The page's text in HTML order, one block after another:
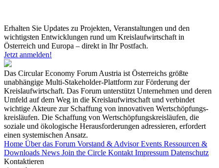
Erhalten Sie Updates zu Projekten, Veranstaltungen und den
wichtigsten Entwicklungen rund um Kreislaufwirtschaft in
Österreich und Europa – direkt in Ihr Postfach.
Jetzt anmelden!
Das Circular Economy Forum Austria ist Österreichs größte
unabhängige Multi-Stakeholder-Plattform zur Förderung der
Kreislaufwirtschaft. Das Forum unterstützt Unternehmen und deren
Umfeld auf dem Weg in die Kreislaufwirtschaft und verbindet
wichtige Akteure zur Schaffung von innovativen Wertschöpfungs-
kreisläufen. Die Schaffung von Wertschöpfungskreisläufen, die
soziale und ökologische Herausforderungen adressieren, erfordert
einen systemischen Ansatz.
Home Über das Forum Vorstand & AdvisorEvents Ressourcen &
Downloads News Join the Circle Kontakt Impressum Datenschutz
Kontaktieren